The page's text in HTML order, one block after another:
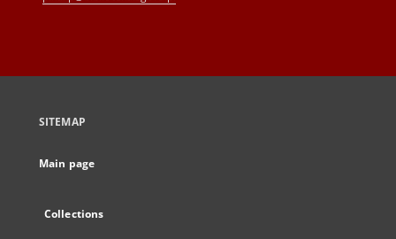
SITEMAP
Main page
Collections